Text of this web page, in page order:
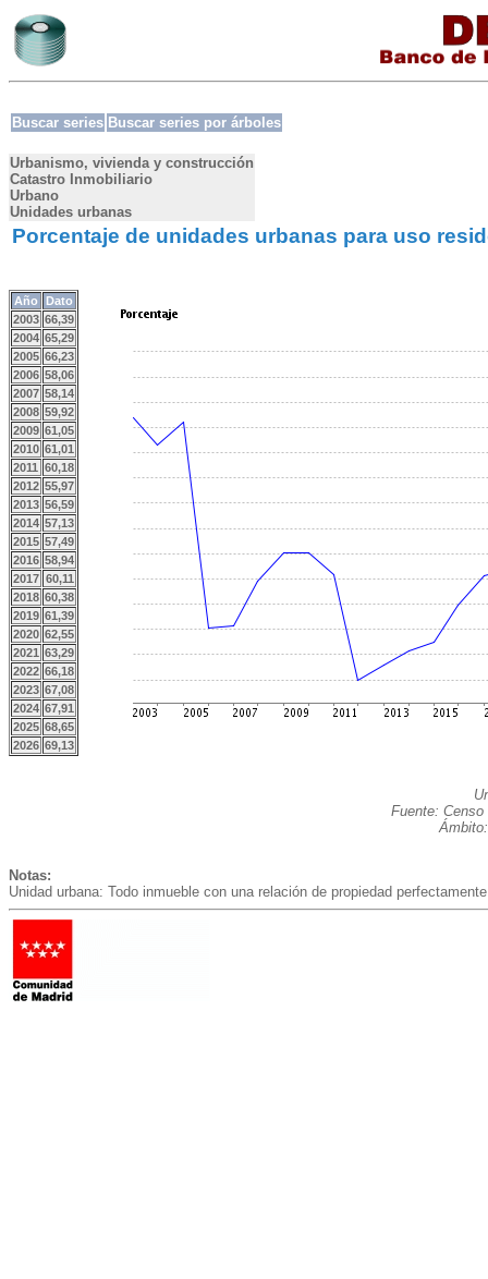
Buscar series Buscar series por árboles
Urbanismo, vivienda y construcción
Catastro Inmobiliario
Urbano
Unidades urbanas
Porcentaje de unidades urbanas para uso
Año
Dato
2003 66,39
2004 65,29
2005 66,23
2006 58,06
2007 58,14
2008 59,92
2009 61,05
2010 61,01
2011 60,18
2012 55,97
2013 56,59
2014 57,13
2015 57,49
2016 58,94
2017 60,11
2018 60,38
2019 61,39
2020 62,55
2021 63,29
2022 66,18
2023 67,08
2024 67,91
2025 68,65
2026 69,13
Fuente:
Notas:
Unidad urbana: Todo inmueble con una relación de propiedad